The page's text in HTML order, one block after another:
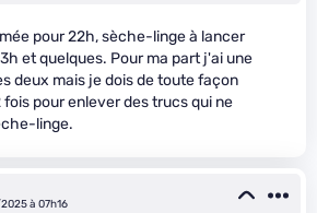
pour 22h, sèche-linge à lancer
et quelques. Pour ma part j'ai une
deux mais je dois de toute façon
pour enlever des trucs qui ne
linge.
à 07h16